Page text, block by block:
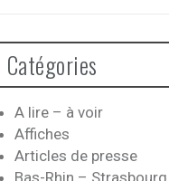
Catégories
A lire – à voir
Affiches
Articles de presse